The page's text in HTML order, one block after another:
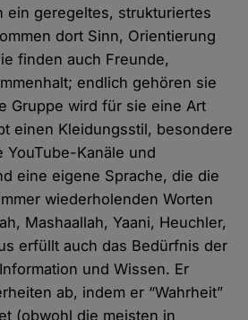
ein geregeltes, strukturiertes
dort Sinn, Orientierung
finden auch Freunde,
endlich gehören sie
Gruppe wird für sie eine Art
einen Kleidungsstil, besondere
YouTube-Kanäle und
eine eigene Sprache, die die
wiederholenden Worten
Mashaallah, Yaani, Heuchler,
erfüllt auch das Bedürfnis der
und Wissen. Er
ab, indem er “Wahrheit”
(obwohl die meisten in